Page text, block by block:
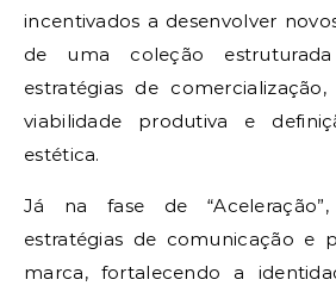
incentivados a desenvolver
de uma coleção
estratégias de
viabilidade produtiva e
estética.
Já na fase de
estratégias de comunicação e
marca, fortalecendo a